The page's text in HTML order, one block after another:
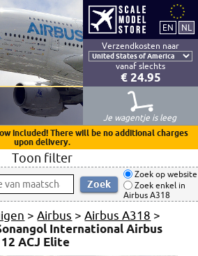
Verzendkosten naar
vanaf slechts
€ 24.95
Je wagentje is leeg
included! There will be no additional charges
upon delivery.
Toon filter
Zoek op website
Zoek enkel in
Airbus A318
>Airbus >Airbus A318 >
International Airbus
ACJ Elite